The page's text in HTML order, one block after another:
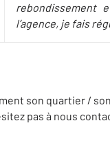
rebondissement
l’agence, je fais
son quartier /
pas à nous